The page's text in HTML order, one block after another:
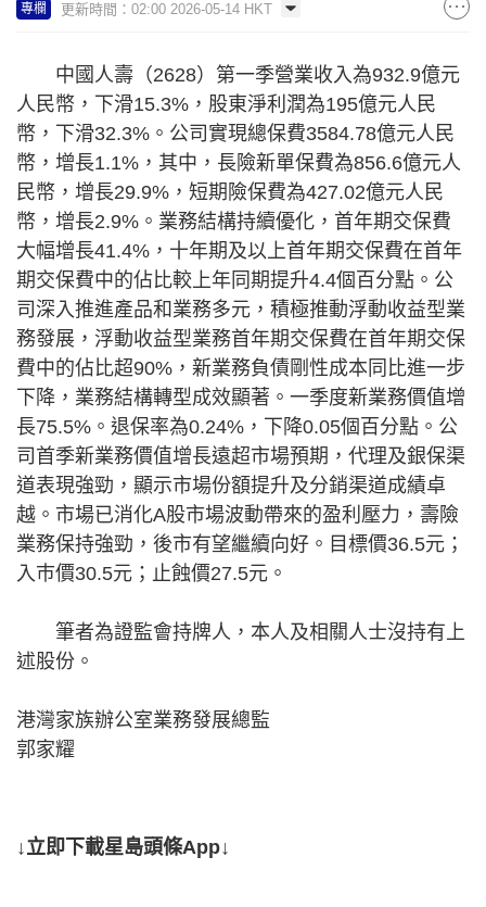
專欄 更新時間：02:00 2026-05-14 HKT
中國人壽（2628）第一季營業收入為932.9億元
人民幣，下滑15.3%，股東淨利潤為195億元人民
幣，下滑32.3%。公司實現總保費3584.78億元人民
幣，增長1.1%，其中，長險新單保費為856.6億元人
民幣，增長29.9%，短期險保費為427.02億元人民
幣，增長2.9%。業務結構持續優化，首年期交保費
大幅增長41.4%，十年期及以上首年期交保費在首年
期交保費中的佔比較上年同期提升4.4個百分點。公
司深入推進產品和業務多元，積極推動浮動收益型業
務發展，浮動收益型業務首年期交保費在首年期交保
費中的佔比超90%，新業務負債剛性成本同比進一步
下降，業務結構轉型成效顯著。一季度新業務價值增
長75.5%。退保率為0.24%，下降0.05個百分點。公
司首季新業務價值增長遠超市場預期，代理及銀保渠
道表現強勁，顯示市場份額提升及分銷渠道成績卓
越。市場已消化A股市場波動帶來的盈利壓力，壽險
業務保持強勁，後市有望繼續向好。目標價36.5元；
入巿價30.5元；止蝕價27.5元。
筆者為證監會持牌人，本人及相關人士沒持有上
述股份。
港灣家族辦公室業務發展總監
郭家耀
↓立即下載星島頭條App↓